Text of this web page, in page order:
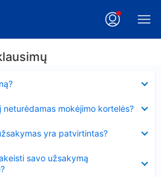
mokėjimo kortelės?
yra patvirtintas?
savo užsakymą